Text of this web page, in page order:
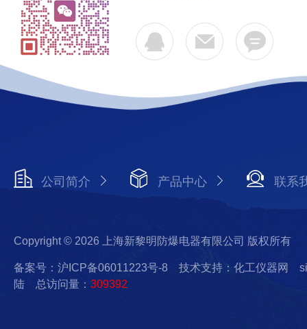
公司简介 产品中心 联系
Copyright © 2026 上海新黎明防爆电器有限公司 版权所有
备案号：沪ICP备06011223号-8 技术支持：化工仪器网
陆 总访问量： 309392